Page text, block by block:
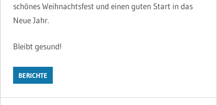
schönes Weihnachtsfest und einen guten Start in das
Neue Jahr.
Bleibt gesund!
BERICHTE